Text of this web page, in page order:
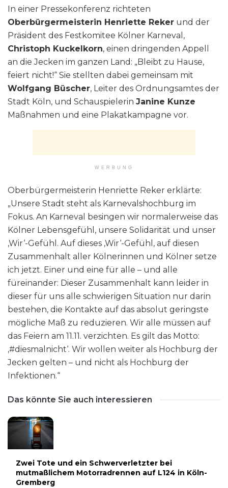
In einer Pressekonferenz richteten
Oberbürgermeisterin Henriette Reker und der
Präsident des Festkomitee Kölner Karneval,
Christoph Kuckelkorn, einen dringenden Appell
an die Jecken im ganzen Land: „Bleibt zu Hause,
feiert nicht!“ Sie stellten dabei gemeinsam mit
Wolfgang Büscher, Leiter des Ordnungsamtes der
Stadt Köln, und Schauspielerin Janine Kunze
Maßnahmen und eine Plakatkampagne vor.
WERBUNG
Oberbürgermeisterin Henriette Reker erklärte:
„Unsere Stadt steht als Karnevalshochburg im
Fokus. An Karneval besingen wir normalerweise das
Kölner Lebensgefühl, unsere Solidarität und unser
‚Wir‘-Gefühl. Auf dieses ‚Wir‘-Gefühl, auf diesen
Zusammenhalt aller Kölnerinnen und Kölner setze
ich jetzt. Einer und eine für alle – und alle
füreinander: Dieser Zusammenhalt kann leider in
dieser für uns alle schwierigen Situation nur darin
bestehen, die Kontakte auf das absolut geringste
mögliche Maß zu reduzieren. Wir alle müssen auf
das Feiern am 11.11. verzichten. Es gilt das Motto:
‚#diesmalnicht‘. Wir wollen weiter als Hochburg der
Jecken gelten – und nicht als Hochburg der
Infektionen.“
Das könnte Sie auch interessieren
Zwei Tote und ein Schwerverletzter bei
mutmaßlichem Motorradrennen auf L124 in Köln-
Gremberg